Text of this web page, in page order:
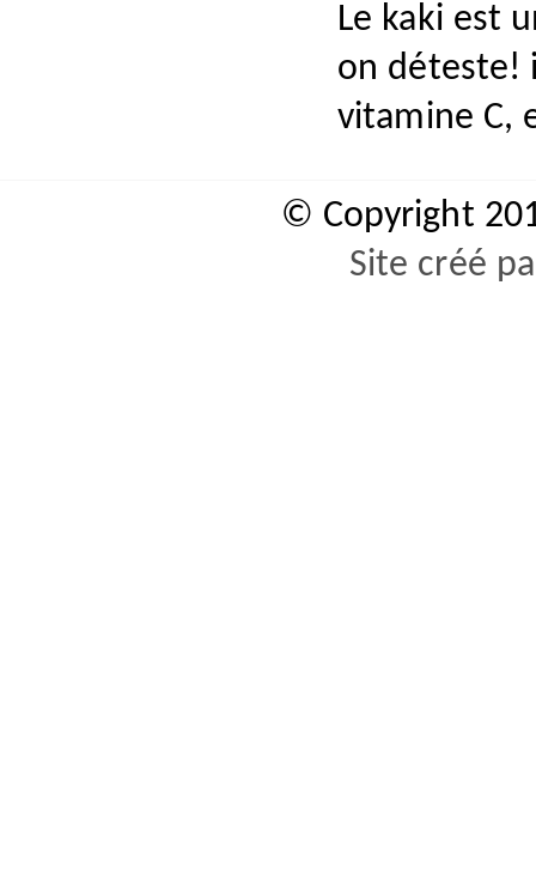
Le kaki est
on déteste!
vitamine C,
© Copyright
Site créé